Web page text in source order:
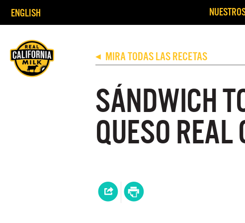
ENGLISH
◀ MIRA TODAS LAS RECETAS
SÁNDWICH
QUESO